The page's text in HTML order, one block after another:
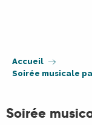
Accueil
Soirée musicale
Soirée